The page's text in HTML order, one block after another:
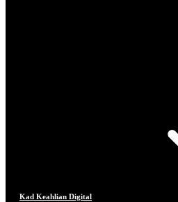
Kad Keahlian Digital